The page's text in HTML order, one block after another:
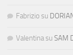
Fabrizio su
Valentina su SAM